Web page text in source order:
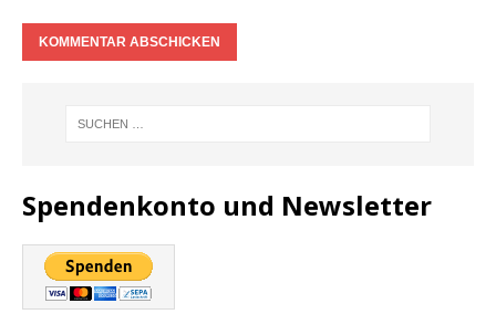
Spendenkonto und Newsletter